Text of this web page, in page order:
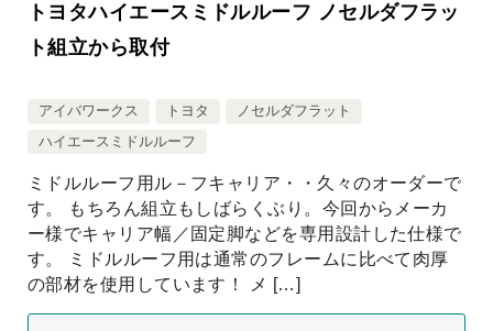
トヨタハイエースミドルルーフ ノセルダフラッ
ト組立から取付
アイバワークス
トヨタ
ノセルダフラット
ハイエースミドルルーフ
ミドルルーフ用ル－フキャリア・・久々のオーダーで
す。 もちろん組立もしばらくぶり。今回からメーカ
ー様でキャリア幅／固定脚などを専用設計した仕様で
す。 ミドルルーフ用は通常のフレームに比べて肉厚
の部材を使用しています！ メ […]